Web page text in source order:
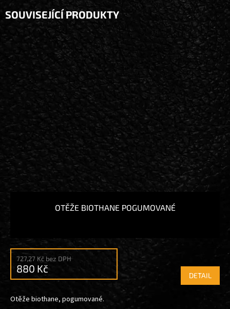
SOUVISEJÍCÍ PRODUKTY
OTĚŽE BIOTHANE POGUMOVANÉ
727,27 Kč bez DPH
880 Kč
DETAIL
Otěže biothane, pogumované.